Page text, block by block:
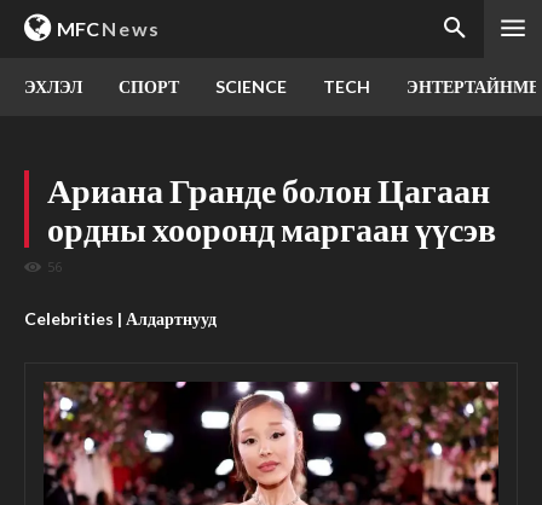
MFCNews
ЭХЛЭЛ СПОРТ SCIENCE TECH
Ариана Гранде болон Цагаан
ордны хооронд маргаан үүсэв
56
Celebrities | Алдартнууд